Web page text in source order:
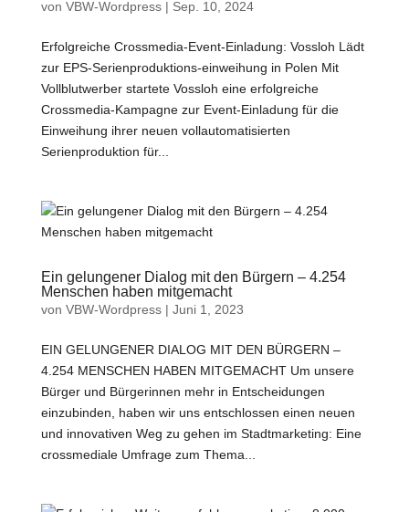
von VBW-Wordpress| Sep. 10, 2024
Erfolgreiche Crossmedia-Event-Einladung: Vossloh Lädt
zur EPS-Serienproduktions-einweihung in Polen Mit
Vollblutwerber startete Vossloh eine erfolgreiche
Crossmedia-Kampagne zur Event-Einladung für die
Einweihung ihrer neuen vollautomatisierten
Serienproduktion für...
Ein gelungener Dialog mit den Bürgern – 4.254
Menschen haben mitgemacht
von VBW-Wordpress| Juni 1, 2023
EIN GELUNGENER DIALOG MIT DEN BÜRGERN –
4.254 MENSCHEN HABEN MITGEMACHT Um unsere
Bürger und Bürgerinnen mehr in Entscheidungen
einzubinden, haben wir uns entschlossen einen neuen
und innovativen Weg zu gehen im Stadtmarketing: Eine
crossmediale Umfrage zum Thema...